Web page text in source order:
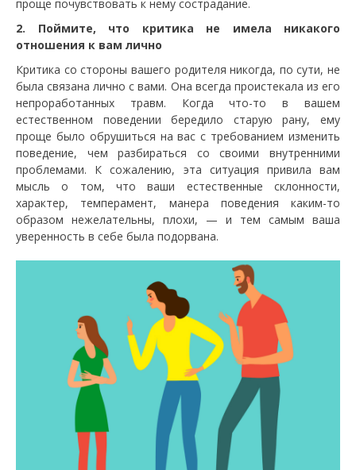
проще почувствовать к нему сострадание.
2. Поймите, что критика не имела никакого
отношения к вам лично
Критика со стороны вашего родителя никогда, по сути, не
была связана лично с вами. Она всегда проистекала из его
непроработанных травм. Когда что-то в вашем
естественном поведении бередило старую рану, ему
проще было обрушиться на вас с требованием изменить
поведение, чем разбираться со своими внутренними
проблемами. К сожалению, эта ситуация привила вам
мысль о том, что ваши естественные склонности,
характер, темперамент, манера поведения каким-то
образом нежелательны, плохи, — и тем самым ваша
уверенность в себе была подорвана.